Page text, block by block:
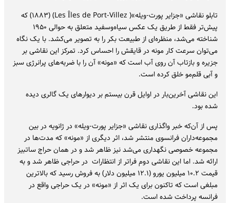
تابلو نقاشی «جزایر پورت-ویله»( Les Îles de Port-Villez) (۱۸۸۳) که
پیش‌تر فقط از طریق یک عکس سیاه‌وسفید متعلق به حوالی ۱۹۵۰
شناخته می‌شد، منظره‌ای از طبیعت بکر را به تصویر می‌کشد. با یک نگاه
می‌توان سرعت کار مونه در قایقش را احساس کرد. تمرکز این نقاشی بر
جزیره و بازتاب آن روی آب است که «مونه» آن را با ضربه‌های پرانرژی سبز
و آبی قلم‌مو خلق کرده است.
این نقاشی آخرین‌بار در اوایل قرن بیستم بر دیوارهای یک گالری دیده
شده بود.
پس از آن‌که خبر واگذاری نقاشی «جزایر پورت-ویله» در ژانویه در بین
مجموعه‌داران فرانسوی منتشر شد، اثر دیگری از «مونه»‌ که مدت‌ها در
مجموعه خصوصی نگهداری می‌شد نیز ظاهر شد و در همان حراج ساتبیز
ارائه شد. اما این نقاشی دوم فراتر از انتظارات در حراجی ظاهر شد و به
قیمت ۱۰.۲ میلیون یورو (۱۲.۱ میلیون دلار) به فروش رسید که بالاترین
مبلغی است که تاکنون برای یک اثر از «مونه» در یک حراجی واقع در
فرانسه پرداخت شده است.